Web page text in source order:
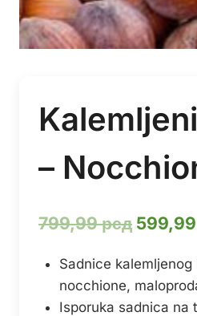
–
799,99рсд
је
била:
599,99
Sadnice kalemljenog
nocchione,
Isporuka sadnica na